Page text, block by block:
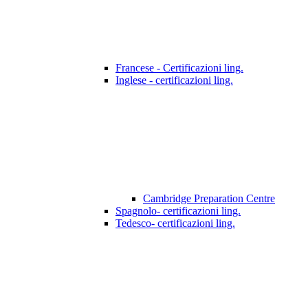
Francese - Certificazioni ling.
Inglese - certificazioni ling.
Cambridge Preparation Centre
Spagnolo- certificazioni ling.
Tedesco- certificazioni ling.